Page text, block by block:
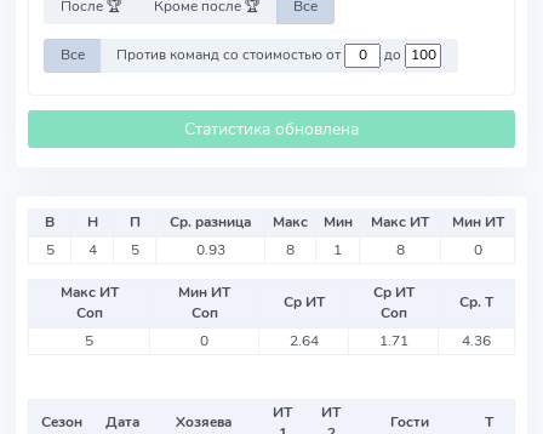
После 🏆 Кроме после 🏆 Все
Все Против команд со стоимостью от до
Статистика обновлена
В Н П Ср. разница Макс Мин Макс ИТ
Мин ИТ
5
4 5 0.93 8 1 8 0
Макс ИТ
Соп
Мин ИТ
Соп
Ср ИТ
Ср ИТ
Соп
Ср. Т
5
0 2.64 1.71 4.36
Сезон Дата Хозяева
ИТ
ИТ
Гости Т